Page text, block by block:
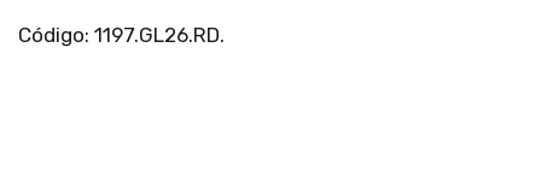
Código: 1197.GL26.RD.